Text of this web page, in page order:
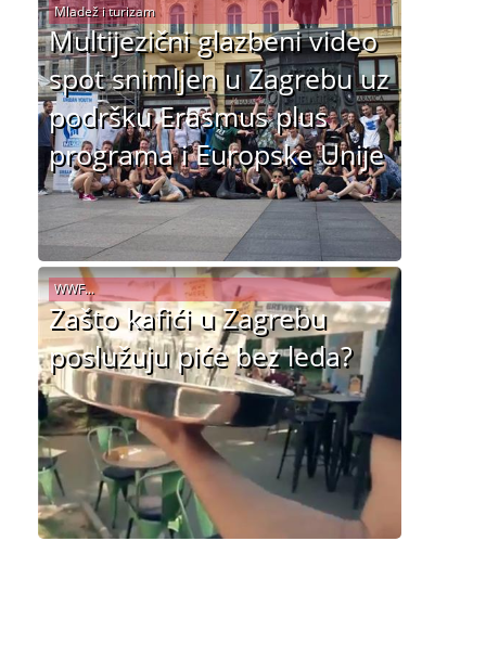
Multijezični glazbeni video
spot snimljen u Zagrebu uz
podršku Erasmus plus
programa i Europske Unije
Mladež i turizam
Zašto kafići u Zagrebu
poslužuju piće bez leda?
WWF...